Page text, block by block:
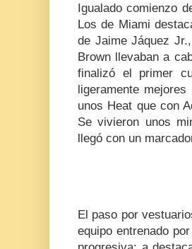
Igualado comienzo
Los de Miami
de Jaime Jáquez
Brown llevaban a
finalizó el primer
ligeramente
unos Heat que con
Se vivieron unos
llegó con un
El paso por
equipo entrenado